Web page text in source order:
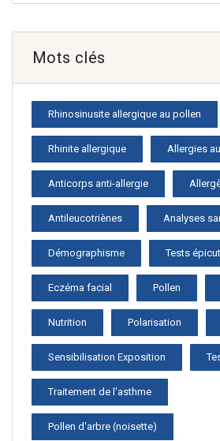
Mots clés
Rhinosinusite allergique au pollen
Rhinite allergique Allergies
Anticorps anti-allergie
Antileucotriènes Analyses
Démographisme Tests
Eczéma facial Pollen
Nutrition Polarisation
Sensibilisation Exposition
Traitement de l'asthme
Pollen d'arbre (noisette)